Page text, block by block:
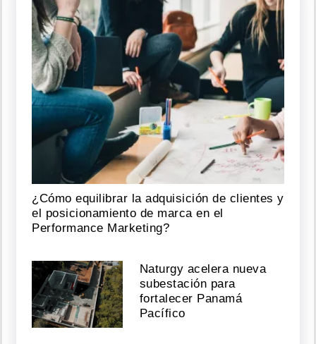
¿Cómo equilibrar la adquisición de clientes y
el posicionamiento de marca en el
Performance Marketing?
Naturgy acelera nueva
subestación para
fortalecer Panamá
Pacífico